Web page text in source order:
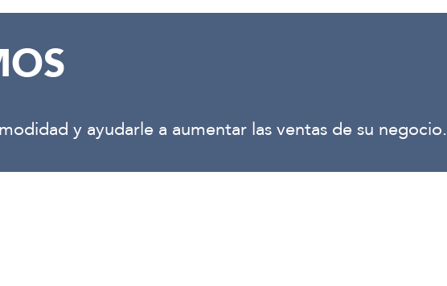
y ayudarle a aumentar las ventas de su negocio.